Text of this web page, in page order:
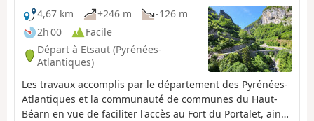
4,67 km
+246 m
-126 m
2h 00
Facile
Départ à Etsaut (Pyrénées-
Atlantiques)
Les travaux accomplis par le département des Pyrénées-
Atlantiques et la communauté de communes du Haut-
Béarn en vue de faciliter l'accès au Fort du Portalet, ainsi